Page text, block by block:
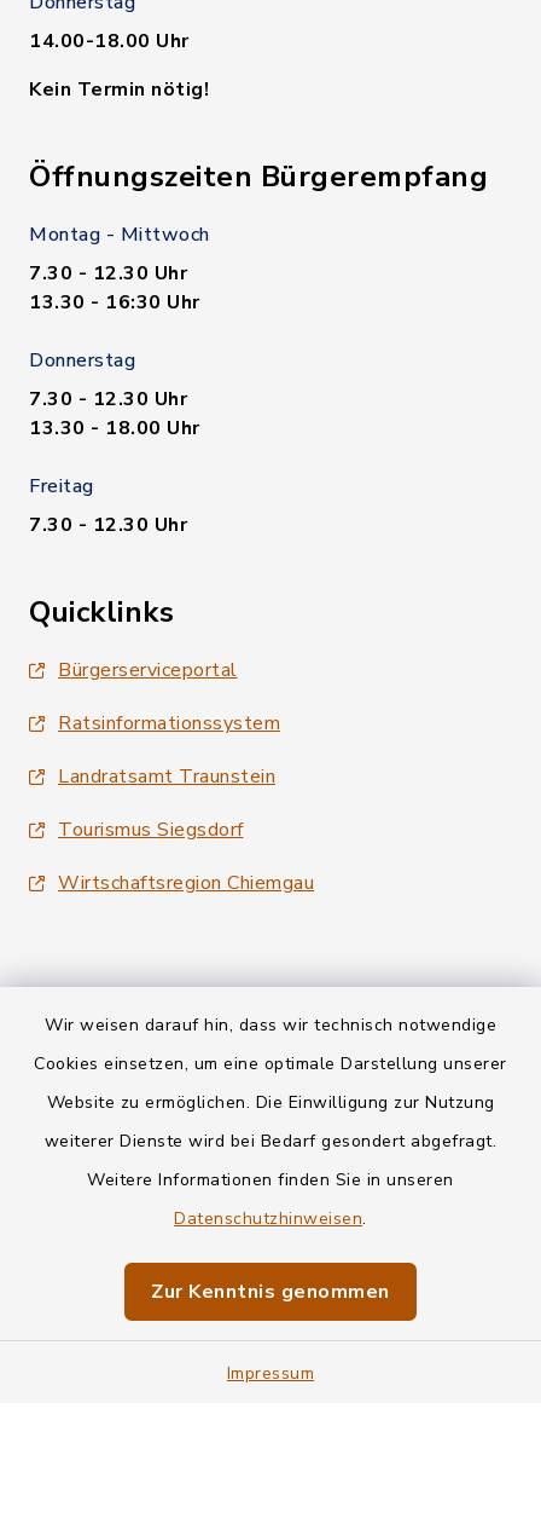
Wir weisen darauf hin, dass wir technisch notwendige
Cookies einsetzen, um eine optimale Darstellung unserer
Website zu ermöglichen. Die Einwilligung zur Nutzung
weiterer Dienste wird bei Bedarf gesondert abgefragt.
Weitere Informationen finden Sie in unseren
Datenschutzhinweisen.
Zur Kenntnis genommen
Impressum
14.00-18.00 Uhr
Kein Termin nötig!
Öffnungszeiten Bürgerempfang
Montag - Mittwoch
7.30 - 12.30 Uhr
13.30 - 16:30 Uhr
Donnerstag
7.30 - 12.30 Uhr
13.30 - 18.00 Uhr
Freitag
7.30 - 12.30 Uhr
Quicklinks
Bürgerserviceportal
Ratsinformationssystem
Landratsamt Traunstein
Tourismus Siegsdorf
Wirtschaftsregion Chiemgau
Kontakt
Informationspflichten
Impressum
Sitemap